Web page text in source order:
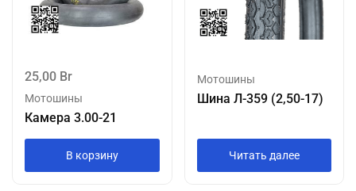
25,00 Br
Мотошины
Камера 3.00-21
В корзину
Мотошины
Шина Л-359 (2,50-17)
Читать далее